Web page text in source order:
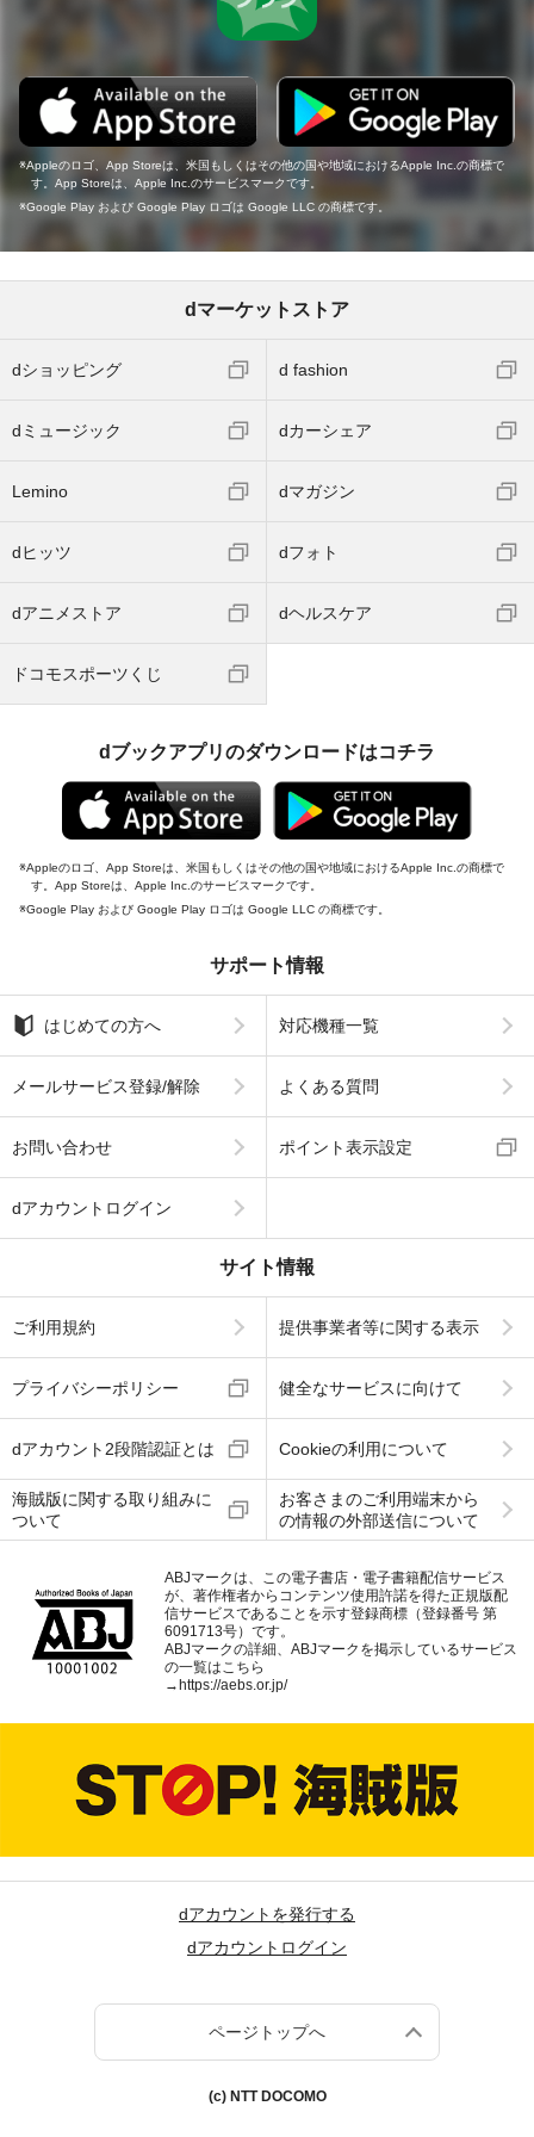
Appleのロゴ、App Storeは、米国もしくはその他の国や地域におけるApple Inc.の商標で
す。App Storeは、Apple Inc.のサービスマークです。
Google Play および Google Play ロゴは Google LLC の商標です。
dマーケットストア
dショッピング d fashion
dミュージック dカーシェア
Lemino dマガジン
dヒッツ dフォト
dアニメストア dヘルスケア
ドコモスポーツくじ
dブックアプリのダウンロードはコチラ
Appleのロゴ、App Storeは、米国もしくはその他の国や地域におけるApple Inc.の商標で
す。App Storeは、Apple Inc.のサービスマークです。
Google Play および Google Play ロゴは Google LLC の商標です。
サポート情報
はじめての方へ 対応機種一覧
メールサービス登録/解除 よくある質問
お問い合わせ ポイント表示設定
dアカウントログイン
サイト情報
ご利用規約 提供事業者等に関する表示
プライバシーポリシー 健全なサービスに向けて
dアカウント2段階認証とは Cookieの利用について
海賊版に関する取り組みに
ついて
お客さまのご利用端末から
の情報の外部送信について
ABJマークは、この電子書店・電子書籍配信サービス
が、著作権者からコンテンツ使用許諾を得た正規版配
信サービスであることを示す登録商標（登録番号 第
6091713号）です。
ABJマークの詳細、ABJマークを掲示しているサービス
の一覧はこちら
→ https://aebs.or.jp/
dアカウントを発行する
dアカウントログイン
ページトップへ
(c) NTT DOCOMO